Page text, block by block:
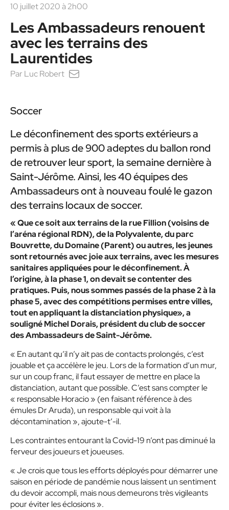
10 juillet 2020 à 2h00
Les Ambassadeurs renouent
avec les terrains des
Laurentides
Par Luc Robert
Soccer
Le déconfinement des sports extérieurs a
permis à plus de 900 adeptes du ballon rond
de retrouver leur sport, la semaine dernière à
Saint-Jérôme. Ainsi, les40 équipes des
Ambassadeurs ont à nouveaufoulé le gazon
des terrains locaux de soccer.
« Que ce soit aux terrains de la rue Fillion (voisins de
l’aréna régional RDN), de la Polyvalente, du parc
Bouvrette, du Domaine (Parent) ou autres, les jeunes
sont retournés avec joie aux terrains, avec les mesures
sanitaires appliquées pour le déconfinement. À
l’origine, à la phase 1, on devait se contenter des
pratiques. Puis, nous sommes passés de la phase 2 à la
phase 5, avec des compétitions permises entre villes,
tout en appliquant la distanciation physique», a
souligné Michel Dorais, président du club de soccer
des Ambassadeurs de Saint-Jérôme.
« En autant qu’il n’y ait pas de contacts prolongés, c’est
jouable et ça accélère le jeu. Lors de la formation d’un mur,
sur un coup franc, il faut essayer de mettre en place la
distanciation, autant que possible. C’est sans compter le
« responsable Horacio » (en faisant référence à des
émules Dr Aruda), un responsable qui voit à la
décontamination », ajoute-t’-il.
Les contraintes entourant la Covid-19 n’ont pas diminué la
ferveur des joueurs et joueuses.
« Je crois que tous les efforts déployés pour démarrer une
saison en période de pandémie nous laissent un sentiment
du devoir accompli, mais nous demeurons très vigileants
pour éviter les éclosions ».